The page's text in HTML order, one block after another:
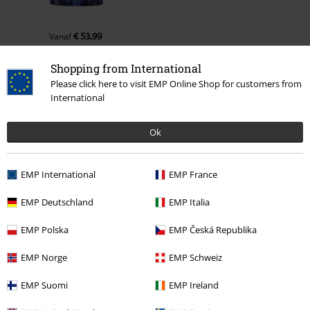
Shopping from International
Please click here to visit EMP Online Shop for customers from
International
Ok
EMP International EMP France
EMP Deutschland EMP Italia
EMP Polska EMP Česká Republika
EMP Norge EMP Schweiz
EMP Suomi EMP Ireland
Vanaf€ 53,99
Meer categorieën. Meer opties.
Grote maten Mannen T-shirts
Kleding & accessoires Jerseys
Kleding & accessoires T-shirts
Kleding
E-mailnieuwsbrief